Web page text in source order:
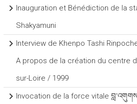
Inauguration et Bénédiction de la
Shakyamuni
Interview de Khenpo Tashi
A propos de la création du centre
sur-Loire / 1999
Invocation de la force vitale